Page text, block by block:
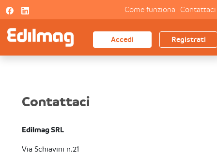
Come funziona Contattaci
Accedi Registrati
Contattaci
Edilmag SRL
Via Schiavini n.21